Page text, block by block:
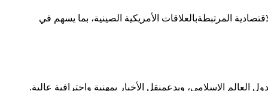
المرتبطةبالعلاقات الأمريكية الصينية، بما يسهم في
دول العالم الإسلامي، ويدعمنقل الأخبار بمهنية واحترافية عالية.